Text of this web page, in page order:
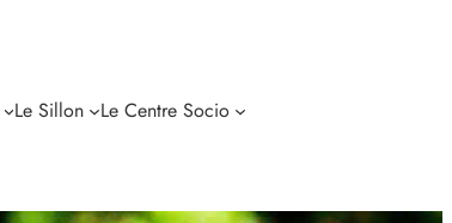
Le Sillon Le Centre Socio